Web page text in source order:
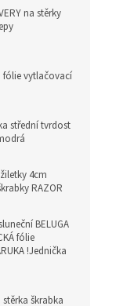
na stěrky
fólie vytlačovací
střední tvrdost
4cm
RAZOR
BELUGA
fólie
!Jednička
škrabka